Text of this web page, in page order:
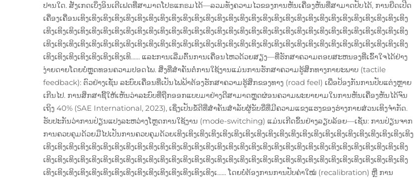
ປານໃດ. ສັງເກດເບິ່ງອິນເຕີເຟດທີ່ສາມາດໂປຣແກຣມໄດ້—ລວມທັງຄວາມໄວຂອງການຫັນເຄື່ອງຫັນທີ່ສາມາດປັບໄດ້, ການຍືດເປີດ
ເຄື່ອງເຄື່ອນເທິງເທິງເທິງເທິງເທິງເທິງເທິງເທິງເທິງເທິງເທິງເທິງເທິງເທິງເທິງເທິງເທິງເທິງເທິງເທິງເທິງເທິງເທິງເທິງເທິງເທິງເທິງເທິງເທິງ
ເທິງເທິງເທິງເທິງເທິງເທິງເທິງເທິງເທິງເທິງເທິງເທິງເທິງເທິງເທິງເທິງເທິງເທິງເທິງເທິງເທິງເທິງເທິງເທິງເທິງເທິງເທິງເທິງເທິງເທິງເທິງເທິງ
ເທິງເທິງເທິງເທິງເທິງເທິງເທິງເທິງເທິງເທິງເທິງເທິງເທິງເທິງເທິງເທິງເທິງເທິງເທິງເທິງເທິງເທິງເທິງເທິງເທິງເທິງເທິງເທິງເທິງເທິງເທິງເທິງ
ເທິງເທິງເທິງເທິງເທິງເທິງເທິງເທິ...... ແລະການເລີ່ມຕົ້ນການເຄື່ອນໄຫວດ້ວຍສຽງ—ທີ່ຮັກສາຄວາມຕອບສະຫນອງທີ່ເຂົ້າໃຈໄດ້ຢ່າງ
ງ່າຍດາຍໂດຍບໍ່ຫຼຸດທອນຄວາມປອດໄພ. ສິ່ງທີ່ສຳຄັນຕໍ່ການໃຊ້ງານແມ່ນການຮັກສາຄວາມຮູ້ສຶກທາງກາຍະພາບ (tactile
feedback): ຕົວຢ່າງເຊັ່ນ ລະບົບເຄື່ອນທີ່ເປັນໄຟຟ້າຕ້ອງຮັກສາຄວາມຮູ້ສຶກຂອງທາງ (road feel) ເພື່ອປ້ອງກັນການປັບແຕ່ງຫຼາຍ
ເກີນໄປ. ການສຶກສາຊີ້ໃຫ້ເຫັນວ່າລະບົບທີ່ຖືກອອກແບບມາຢ່າງດີສາມາດຫຼຸດຜ່ອນຄວາມພະຍາຍາມໃນການຫັນເຄື່ອງຫັນໄດ້ຈົນ
ເຖິງ 40% (SAE International, 2023), ເຊິ່ງເປັນຂໍ້ດີທີ່ສຳຄັນສຳລັບຜູ້ຂັບຂີ່ທີ່ມີຄວາມແຂງແຮງຂອງຮ່າງກາຍສ່ວນເທິງຈຳກັດ.
ຮັບປະກັນວ່າການປ່ຽນແປງລະຫວ່າງໂຫຼດການໃຊ້ງານ (mode-switching) ແມ່ນເກີດຂຶ້ນຢ່າງລຽບລ້ອຍ—ເຊັ່ນ: ການປ່ຽນຈາກ
ການຄວບຄຸມດ້ວຍມືໄປເປັນການຄວບຄຸມດ້ວຍເທິງເທິງເທິງເທິງເທິງເທິງເທິງເທິງເທິງເທິງເທິງເທິງເທິງເທິງເທິງເທິງເທິງເທິງເທິງເທິງເທິງ
ເທິງເທິງເທິງເທິງເທິງເທິງເທິງເທິງເທິງເທິງເທິງເທິງເທິງເທິງເທິງເທິງເທິງເທິງເທິງເທິງເທິງເທິງເທິງເທິງເທິງເທິງເທິງເທິງເທິງເທິງເທິງເທິງ
ເທິງເທິງເທິງເທິງເທິງເທິງເທິງເທິງເທິງເທິງເທິງເທິງເທິງເທິງເທິງເທິງເທິງເທິງເທິງເທິງເທິງເທິງເທິງເທິງເທິງເທິງເທິງເທິງເທິງເທິງເທິງເທິງ
ເທິງເທິງເທິງເທິງເທິງເທິງເທິງເທິງເທິງເທິງເທິງເທິງເທິງເທິງເທິງເ...... ໂດຍບໍ່ຕ້ອງການການປັບຄ່າໃໝ່ (recalibration) ຫຼື ການ